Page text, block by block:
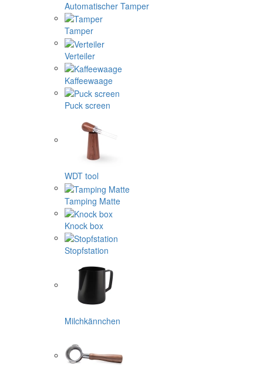
Automatischer Tamper
Tamper
Verteiler
Kaffeewaage
Puck screen
WDT tool
Tamping Matte
Knock box
Stopfstation
Milchkännchen